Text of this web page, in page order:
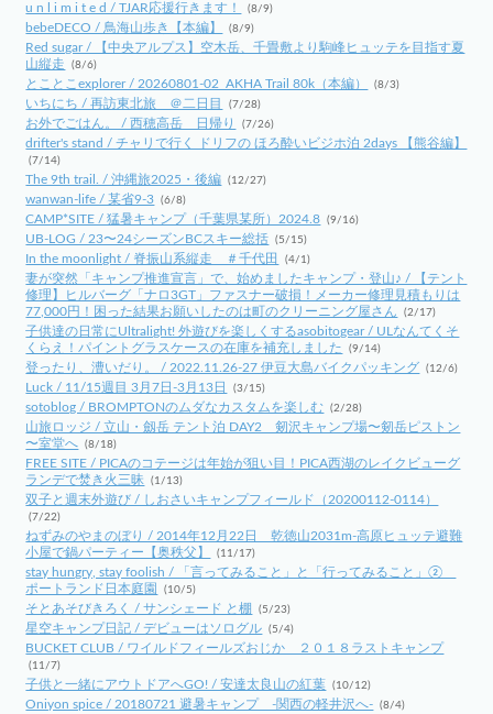
u n l i m i t e d / TJAR応援行きます！
(8/9)
bebeDECO / 鳥海山歩き【本編】 (8/9)
Red sugar / 【中央アルプス】空木岳、千畳敷より駒峰ヒュッテを目指す夏
山縦走
(8/6)
とことこexplorer / 20260801-02_AKHA Trail 80k（本編） (8/3)
いちにち / 再訪東北旅 ＠二日目 (7/28)
お外でごはん。 / 西穂高岳 日帰り (7/26)
drifter's stand / チャリで行く ドリフの ほろ酔いビジホ泊 2days 【熊谷編】
(7/14)
The 9th trail. / 沖縄旅2025・後編 (12/27)
wanwan-life / 某省9-3 (6/8)
CAMP*SITE / 猛暑キャンプ（千葉県某所）2024.8 (9/16)
UB-LOG / 23〜24シーズンBCスキー総括 (5/15)
In the moonlight / 脊振山系縦走 ＃千代田 (4/1)
妻が突然「キャンプ推進宣言」で、始めましたキャンプ・登山♪ / 【テント
修理】ヒルバーグ「ナロ3GT」ファスナー破損！メーカー修理見積もりは
77,000円！困った結果お願いしたのは町のクリーニング屋さん
(2/17)
子供達の日常にUltralight! 外遊びを楽しくするasobitogear / ULなんてくそ
くらえ！パイントグラスケースの在庫を補充しました
(9/14)
登ったり、漕いだり。 / 2022.11.26-27 伊豆大島バイクパッキング (12/6)
Luck / 11/15週目 3月7日-3月13日 (3/15)
sotoblog / BROMPTONのムダなカスタムを楽しむ (2/28)
山旅ロッジ / 立山・劔岳 テント泊 DAY2 剱沢キャンプ場〜剱岳ピストン
〜室堂へ (8/18)
FREE SITE / PICAのコテージは年始が狙い目！PICA西湖のレイクビューグ
ランデで焚き火三昧
(1/13)
双子と週末外遊び / しおさいキャンプフィールド（20200112-0114）
(7/22)
ねずみのやまのぼり / 2014年12月22日 乾徳山2031m-高原ヒュッテ避難
小屋で鍋パーティー【奥秩父】
(11/17)
stay hungry, stay foolish / 「言ってみること」と「行ってみること」②
ポートランド日本庭園
(10/5)
そとあそびきろく / サンシェード と棚 (5/23)
星空キャンプ日記 / デビューはソログル (5/4)
BUCKET CLUB / ワイルドフィールズおじか ２０１８ラストキャンプ
(11/7)
子供と一緒にアウトドアへGO! / 安達太良山の紅葉 (10/12)
Oniyon spice / 20180721 避暑キャンプ -関西の軽井沢へ- (8/4)